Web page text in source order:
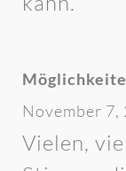
November 7,
Vielen,